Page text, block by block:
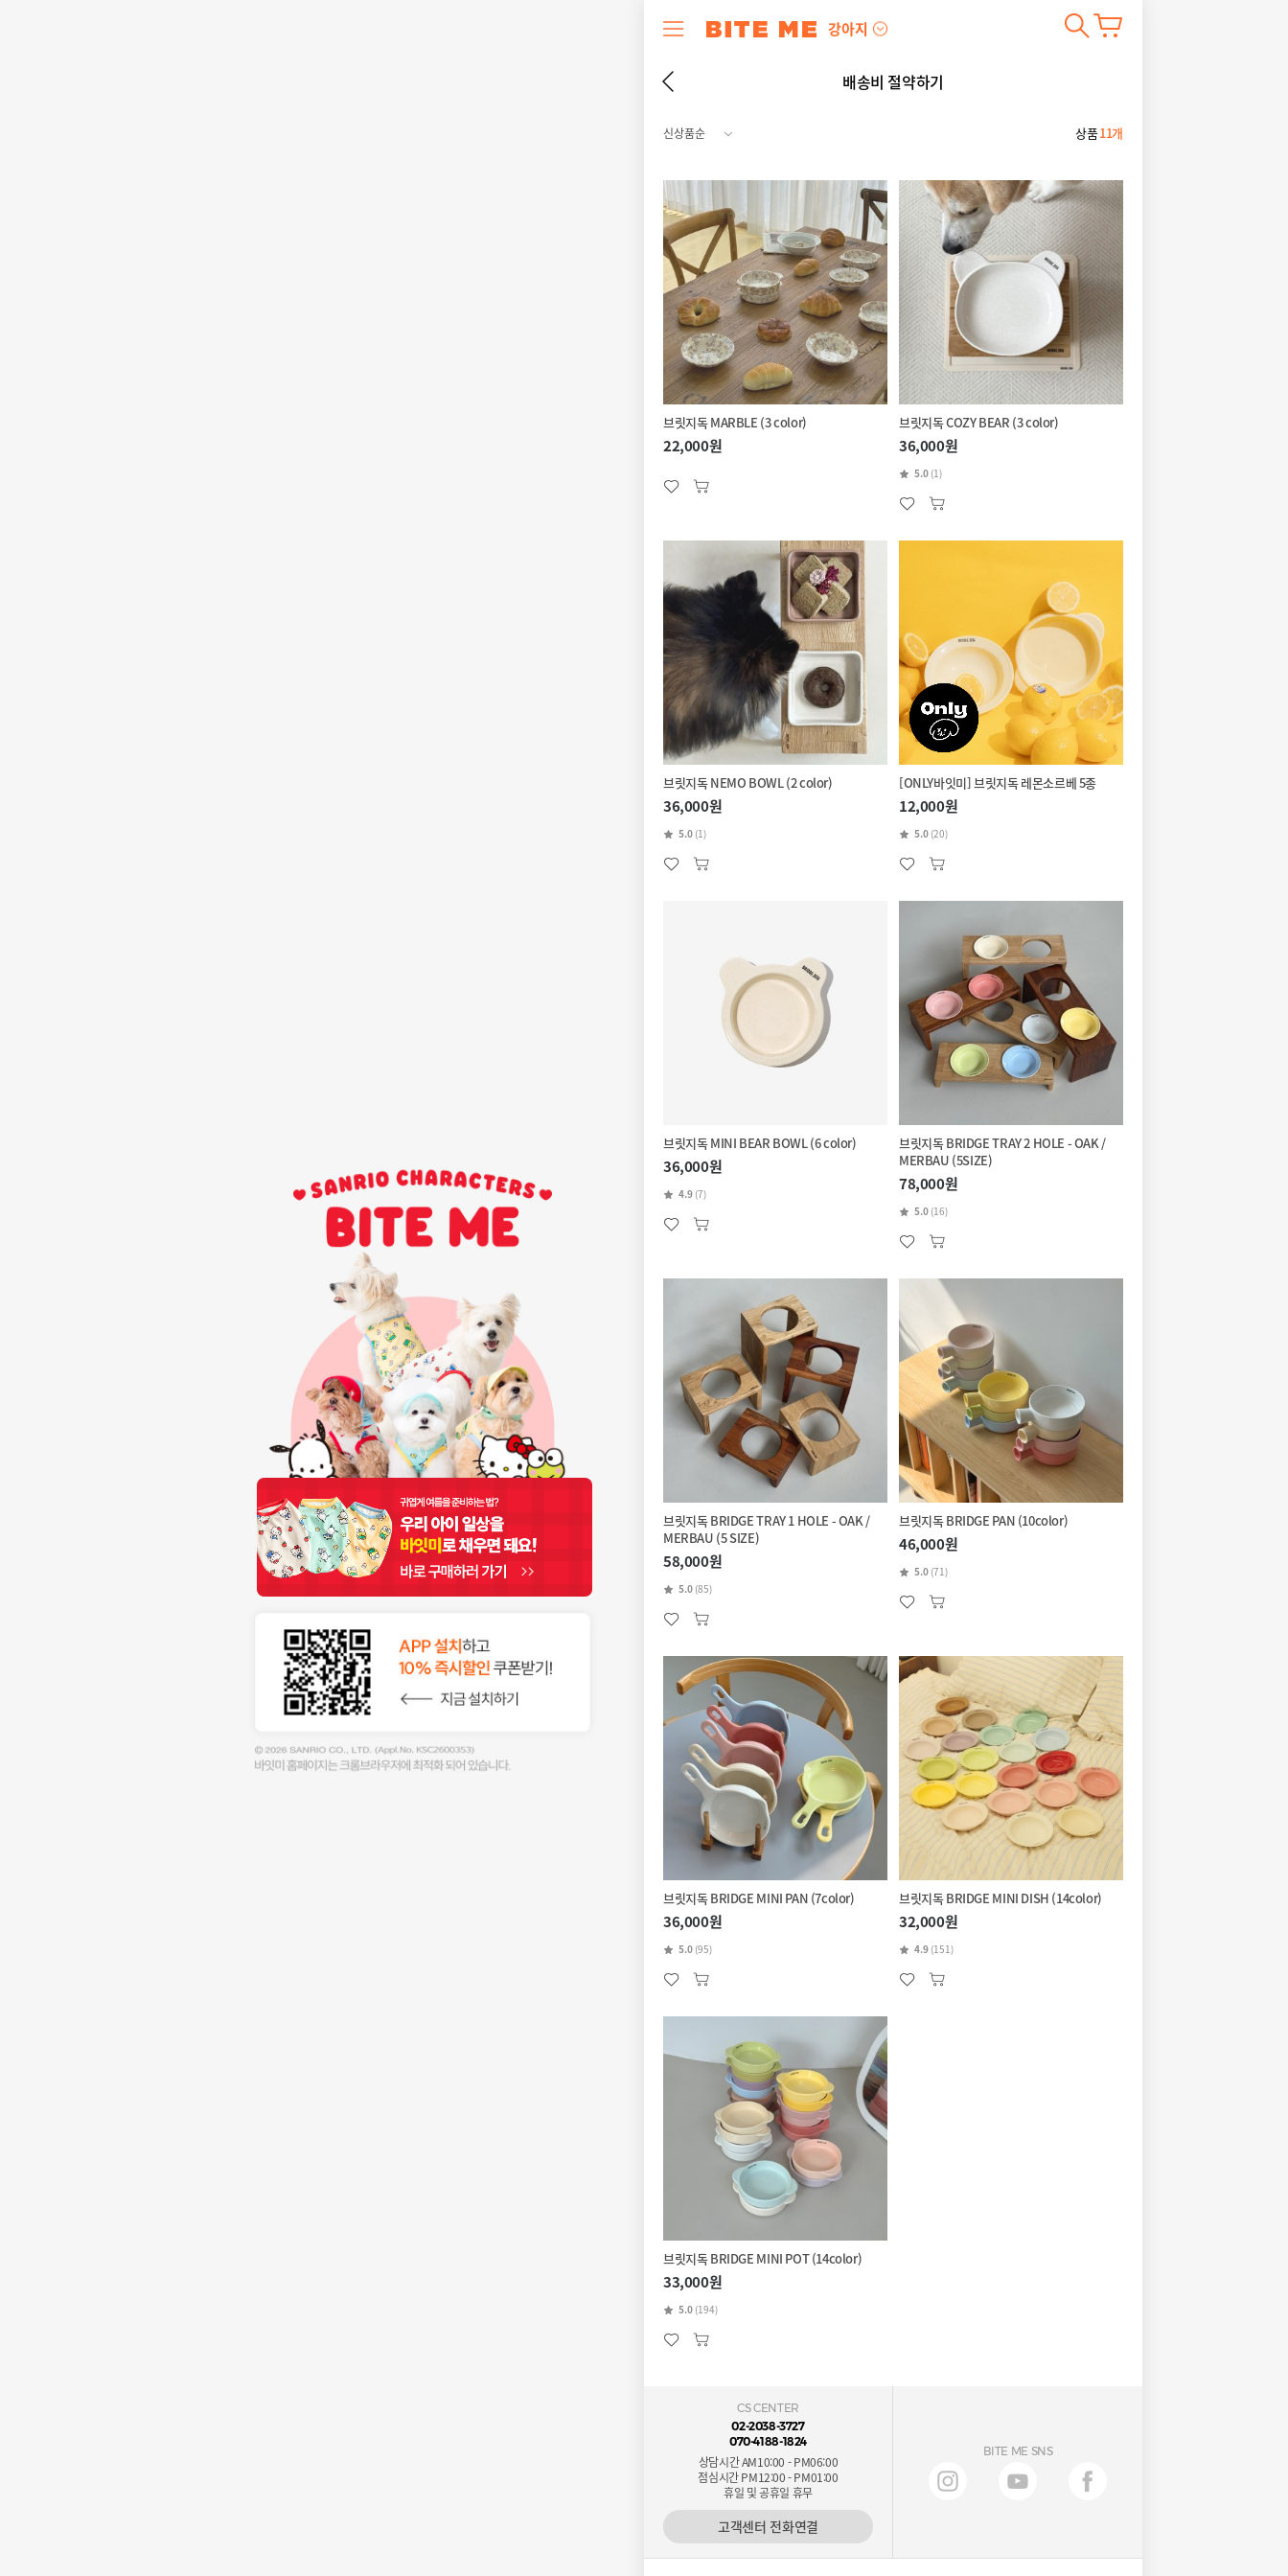
강아지
배송비 절약하기
상품11개
브릿지독 MARBLE (3 color)
22,000원
브릿지독 COZY BEAR (3 color)
36,000원
5.0 (1)
브릿지독 NEMO BOWL (2 color)
36,000원
5.0 (1)
[ONLY바잇미] 브릿지독 레몬소르베 5종
12,000원
5.0 (20)
브릿지독 MINI BEAR BOWL (6 color)
36,000원
4.9 (7)
브릿지독 BRIDGE TRAY 2 HOLE - OAK /
MERBAU (5SIZE)
78,000원
5.0 (16)
브릿지독 BRIDGE TRAY 1 HOLE - OAK /
MERBAU (5 SIZE)
58,000원
5.0 (85)
브릿지독 BRIDGE PAN (10color)
46,000원
5.0 (71)
브릿지독 BRIDGE MINI PAN (7color)
36,000원
5.0 (95)
브릿지독 BRIDGE MINI DISH (14color)
32,000원
4.9 (151)
브릿지독 BRIDGE MINI POT (14color)
33,000원
5.0 (194)
CS CENTER
02-2038-3727
070-4188-1824
상담시간 AM10:00 - PM06:00
점심시간 PM12:00 - PM01:00
휴일 및 공휴일 휴무
고객센터 전화연결
BITE ME SNS